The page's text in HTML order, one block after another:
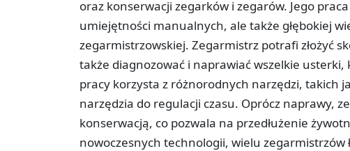
oraz konserwacji zegarków i zegarów. Jego
umiejętności manualnych, ale także głębokiej
zegarmistrzowskiej. Zegarmistrz potrafi złożyć
także diagnozować i naprawiać wszelkie
pracy korzysta z różnorodnych narzędzi, takich
narzędzia do regulacji czasu. Oprócz naprawy,
konserwacją, co pozwala na przedłużenie
nowoczesnych technologii, wielu zegarmistrzów